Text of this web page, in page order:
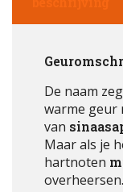
De naam
warme geur
van
Maar als je
hartnoten